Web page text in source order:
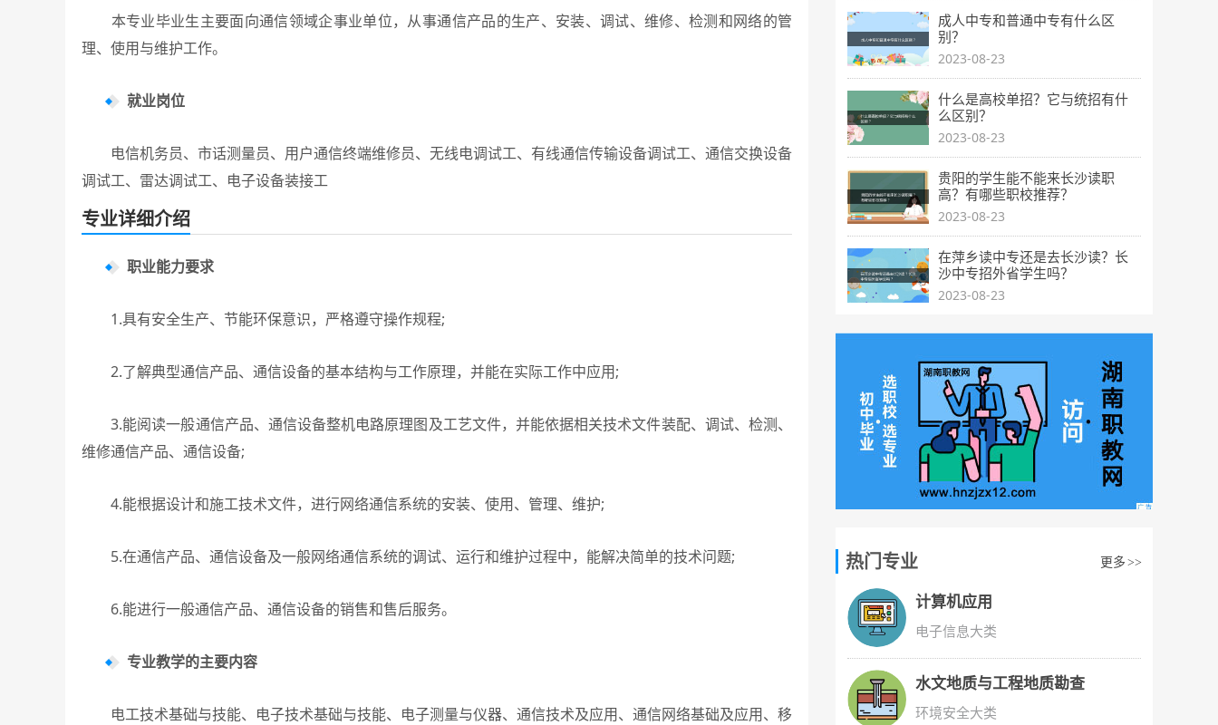
本专业毕业生主要面向通信领域企事业单位，从事通信产品的生产、安装、调试、维修、检测和网络的管
理、使用与维护工作。
就业岗位
电信机务员、市话测量员、用户通信终端维修员、无线电调试工、有线通信传输设备调试工、通信交换设备
调试工、雷达调试工、电子设备装接工
专业详细介绍
职业能力要求
1.具有安全生产、节能环保意识，严格遵守操作规程;
2.了解典型通信产品、通信设备的基本结构与工作原理，并能在实际工作中应用;
3.能阅读一般通信产品、通信设备整机电路原理图及工艺文件，并能依据相关技术文件装配、调试、检测、
维修通信产品、通信设备;
4.能根据设计和施工技术文件，进行网络通信系统的安装、使用、管理、维护;
5.在通信产品、通信设备及一般网络通信系统的调试、运行和维护过程中，能解决简单的技术问题;
6.能进行一般通信产品、通信设备的销售和售后服务。
专业教学的主要内容
电工技术基础与技能、电子技术基础与技能、电子测量与仪器、通信技术及应用、通信网络基础及应用、移
成人中专和普通中专有什么区
别？
2023-08-23
什么是高校单招？它与统招有什
么区别？
2023-08-23
贵阳的学生能不能来长沙读职
高？有哪些职校推荐？
2023-08-23
在萍乡读中专还是去长沙读？长
沙中专招外省学生吗？
2023-08-23
热门专业 更多 >>
计算机应用
电子信息大类
水文地质与工程地质勘查
环境安全大类